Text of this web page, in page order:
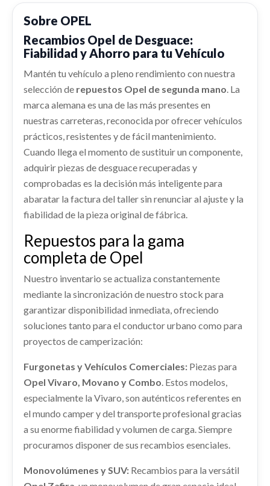
CERRADURA PUERTA DELANTERA
IZQUIERDA 292850 / 9844412280
CERRADURA PUERTA DELANTERA... usado.
OPEL CORSA F (P2JO) 1.2 (68)
Ref: 1937871 OEM: 292850 / 9844412280
26,40 €
CERRADURA PUERTA TRASERA DERECHA
292852 / 9844412880
15,95 €
MANDO ELEVALUNAS DELANTERO
IZQUIERDO 96788281ZD
MANDO ELEVALUNAS DELANTERO... usado.
OPEL CORSA F (P2JO) 1.2 (68)
Ref: 1937908 OEM: 96788281ZD
26,40 €
VOLANTE 647390500A
VOLANTE 647390500A usado.
OPEL CORSA F (P2JO) 1.2 (68)
Ref: 1937946 OEM: 647390500A
83,87 €
GUARNECIDOS PALANCA CAMBIO
GUARNECIDOS PALANCA CAMBIO... usado.
Ref: 2161376 OEM: 565537081 / 98298161DZ
15,95 € shopping_cart
AFORADOR 9839248180
AFORADOR 9839248180 usado.
OPEL CORSA F (P2JO) 1.2 (68)
94,32 € shopping_cart
MOTOR COMPLETO HN05
MOTOR COMPLETO HN05 usado.
OPEL CORSA F (P2JO) 1.2 (68)
Ref: 1932806 OEM: HN05
1.149,76 € shopping_cart
ABS 9839933780 / 1673650280
ABS 9839933780 / 1673650280 usado.
OPEL CORSA F (P2JO) 1.2 (68)
Ref: 1950148 OEM: 9839933780 / 1673650280
130,90 €
Sobre OPEL
Recambios Opel de Desguace:
Fiabilidad y Ahorro para tu Vehículo
Mantén tu vehículo a pleno rendimiento con nuestra
selección de repuestos Opel de segunda mano. La
marca alemana es una de las más presentes en
nuestras carreteras, reconocida por ofrecer vehículos
prácticos, resistentes y de fácil mantenimiento.
Cuando llega el momento de sustituir un componente,
adquirir piezas de desguace recuperadas y
comprobadas es la decisión más inteligente para
abaratar la factura del taller sin renunciar al ajuste y la
fiabilidad de la pieza original de fábrica.
Repuestos para la gama
completa de Opel
Nuestro inventario se actualiza constantemente
mediante la sincronización de nuestro stock para
garantizar disponibilidad inmediata, ofreciendo
soluciones tanto para el conductor urbano como para
proyectos de camperización:
Furgonetas y Vehículos Comerciales: Piezas para
Opel Vivaro, Movano y Combo. Estos modelos,
especialmente la Vivaro, son auténticos referentes en
el mundo camper y del transporte profesional gracias
a su enorme fiabilidad y volumen de carga. Siempre
procuramos disponer de sus recambios esenciales.
Monovolúmenes y SUV: Recambios para la versátil